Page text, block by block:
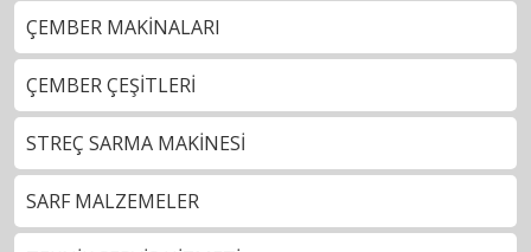
ÇEMBER MAKİNALARI
ÇEMBER ÇEŞİTLERİ
STREÇ SARMA MAKİNESİ
SARF MALZEMELER